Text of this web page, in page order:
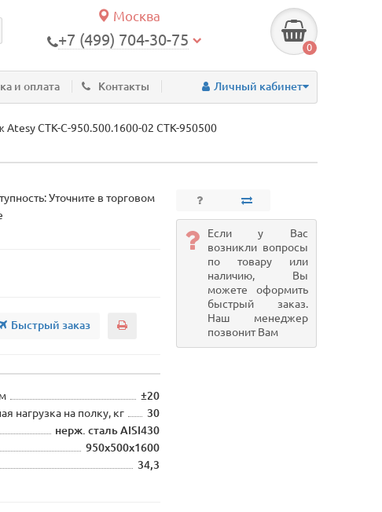
Москва
+7 (499) 704-30-75 0
и оплата Контакты Личный кабинет
Atesy СТК-С-950.500.1600-02 СТК-950500
Уточните в торговом
Быстрый заказ
±20
нагрузка на полку, кг
30
нерж. сталь AISI430
950х500х1600
34,3
Если у Вас
возникли вопросы
по товару или
наличию, Вы
можете оформить
быстрый заказ.
Наш менеджер
позвонит Вам